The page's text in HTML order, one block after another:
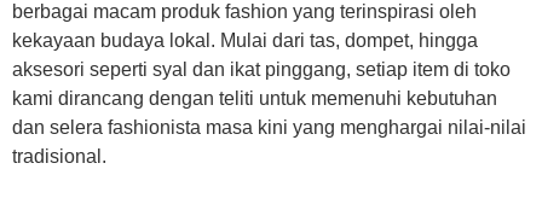
berbagai macam produk fashion yang terinspirasi oleh
kekayaan budaya lokal. Mulai dari tas, dompet, hingga
aksesori seperti syal dan ikat pinggang, setiap item di toko
kami dirancang dengan teliti untuk memenuhi kebutuhan
dan selera fashionista masa kini yang menghargai nilai-nilai
tradisional.